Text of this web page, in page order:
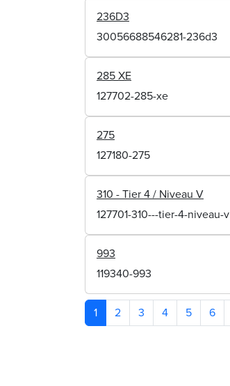
236D3
30056688546281-236d3
285 XE
127702-285-xe
275
127180-275
310 - Tier 4 / Niveau V
127701-310---tier-4-niveau-v
993
119340-993
1 2 3 4 5 6